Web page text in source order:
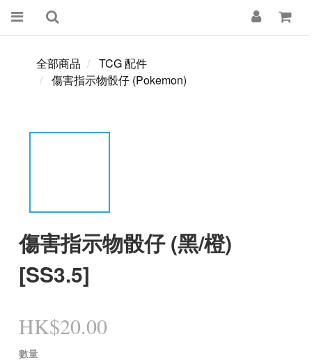
全部商品
TCG 配件
傷害指示物骰仔 (Pokemon)
傷害指示物骰仔 (黑/橙)
[SS3.5]
HK$20.00
數量